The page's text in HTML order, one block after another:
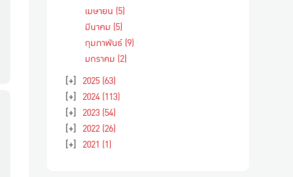
เมษายน (5)
มีนาคม (5)
กุมภาพันธ์ (9)
มกราคม (2)
[+] 2025 (63)
[+] 2024 (113)
[+] 2023 (54)
[+] 2022 (26)
[+] 2021 (1)